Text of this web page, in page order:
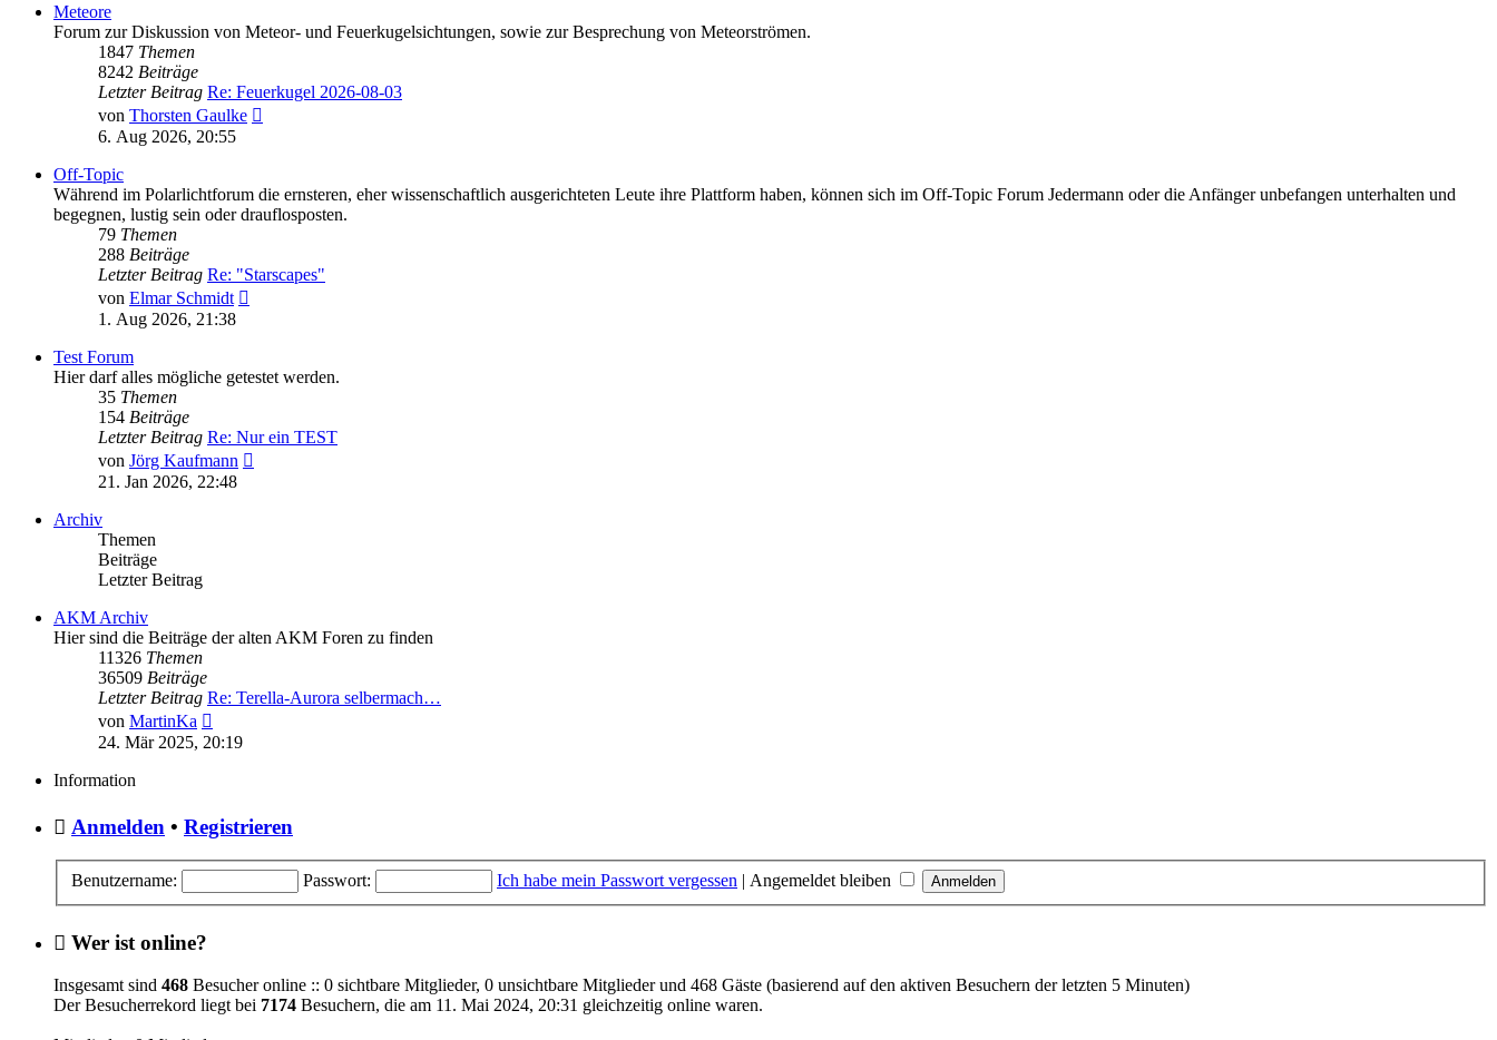
Meteore
Forum zur Diskussion von Meteor- und Feuerkugelsichtungen, sowie zur Besprechung von Meteorströmen.
1847 Themen
8242 Beiträge
Letzter Beitrag Re: Feuerkugel 2026-08-03
von Thorsten Gaulke
6. Aug 2026, 20:55
Off-Topic
Während im Polarlichtforum die ernsteren, eher wissenschaftlich ausgerichteten Leute ihre Plattform haben, können sich im Off-Topic Forum Jedermann oder die Anfänger unbefangen unterhalten und
begegnen, lustig sein oder drauflosposten.
79 Themen
288 Beiträge
Letzter Beitrag Re: "Starscapes"
von Elmar Schmidt
1. Aug 2026, 21:38
Test Forum
Hier darf alles mögliche getestet werden.
35 Themen
154 Beiträge
Letzter Beitrag Re: Nur ein TEST
von Jörg Kaufmann
21. Jan 2026, 22:48
Archiv
Themen
Beiträge
Letzter Beitrag
AKM Archiv
Hier sind die Beiträge der alten AKM Foren zu finden
11326 Themen
36509 Beiträge
Letzter Beitrag Re: Terella-Aurora selbermach…
von MartinKa
Beitrag
24. Mär 2025, 20:19
Information
Anmelden • Registrieren
Benutzername: Passwort: Ich habe mein Passwort vergessen | Angemeldet bleiben
Wer ist online?
Insgesamt sind 468 Besucher online :: 0 sichtbare Mitglieder, 0 unsichtbare Mitglieder und 468 Gäste (basierend auf den aktiven Besuchern der letzten 5 Minuten)
Der Besucherrekord liegt bei 7174 Besuchern, die am 11. Mai 2024, 20:31 gleichzeitig online waren.